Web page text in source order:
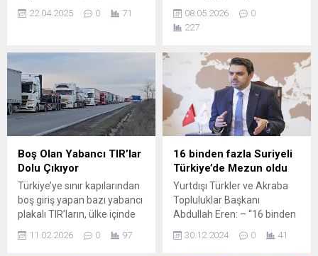
memnuniyeti dile getirdi.
“Washington’dan çeşitli
seviyelerde Ukrayna’nın
NATO üyeliğinden
dışlandığına dair açıklamalar
duyduk. Elbette bu bizim
pozisyonumuzla örtüşen ve
bizi memnun eden bir
gelişme” dedi. Trump’ın
Ukrayna Özel Temsilcisi...
22.04.2025 0 71
otoyolunda büyük
genişletme çalışmaları
Avusturya sınırı arasındaki
kritik ulaşım hattında
yürütülen proje kapsamında
otoyol kapasitesi artırılacak,
trafik yoğunluğu azaltılacak
ve sürüş güvenliği
yükseltilecek. M1 Otoyolu
Kaç Kilometre
Genişletilecek? Macaristan
hükümeti ve altyapı şirketi
MKIF...
08.05.2026
0
227
Boş Olan Yabancı TIR’lar
Dolu Çıkıyor
Türkiye’ye sınır kapılarından
boş giriş yapan bazı yabancı
plakalı TIR’ların, ülke içinde
yaptığı yönündeki iddialar
11.02.2026 0 97
16 binden fazla Suriyeli
Türkiye’de Mezun oldu
Yurtdışı Türkler ve Akraba
Topluluklar Başkanı
Abdullah Eren: – “16 binden
Suriyelinin, yeni Suriye’nin
30.12.2024 0 41